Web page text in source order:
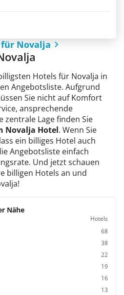
Novalja
Hotels für Novalja in
Angebotsliste. Aufgrund
Sie nicht auf Komfort
ansprechende
zentrale Lage finden Sie
Novalja Hotel. Wenn Sie
ein billiges Hotel auch
Angebotsliste einfach
Und jetzt schauen
billigen Hotels an und
Nähe
Hotels
68
38
22
19
16
13